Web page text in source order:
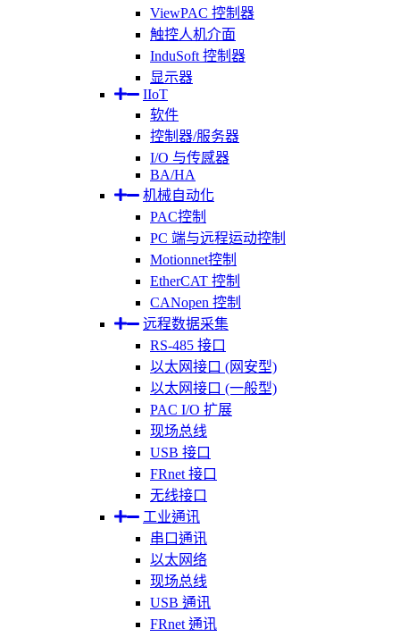
ViewPAC 控制器
触控人机介面
InduSoft 控制器
显示器
IIoT
软件
控制器/服务器
I/O 与传感器
BA/HA
机械自动化
PAC控制
PC 端与远程运动控制
Motionnet控制
EtherCAT 控制
CANopen 控制
远程数据采集
RS-485 接口
以太网接口 (网安型)
以太网接口 (一般型)
PAC I/O 扩展
现场总线
USB 接口
FRnet 接口
无线接口
工业通讯
串口通讯
以太网络
现场总线
USB 通讯
FRnet 通讯